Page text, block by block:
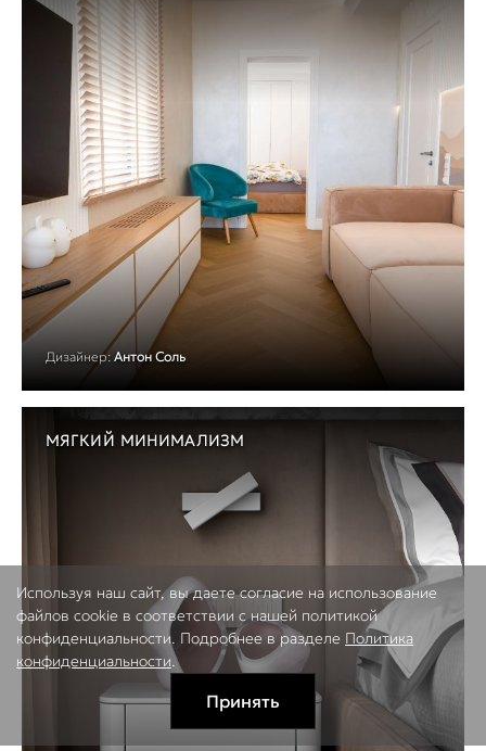
Дизайнер: Антон Соль
МЯГКИЙ МИНИМАЛИЗМ
Используя наш сайт, вы даете согласие на использование
файлов cookie в соответствии с нашей политикой
конфиденциальности. Подробнее в разделе Политика
конфиденциальности.
Принять